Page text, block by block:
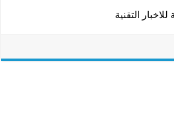
للاخبار التقنية